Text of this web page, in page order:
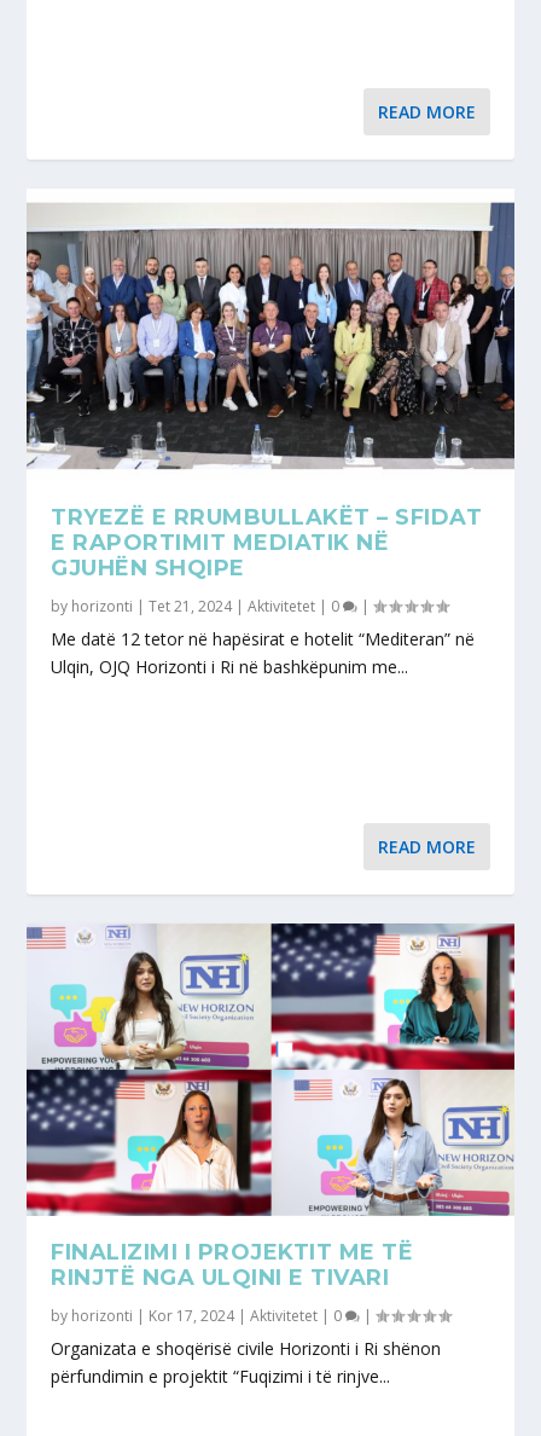
READ MORE
TRYEZË E RRUMBULLAKËT – SFIDAT
E RAPORTIMIT MEDIATIK NË
GJUHËN SHQIPE
by horizonti |Tet 21, 2024|Aktivitetet | 0 |
Me datë 12 tetor në hapësirat e hotelit “Mediteran” në
Ulqin, OJQ Horizonti i Ri në bashkëpunim me...
READ MORE
FINALIZIMI I PROJEKTIT ME TË
RINJTË NGA ULQINI E TIVARI
by horizonti | Kor 17, 2024|Aktivitetet | 0 |
Organizata e shoqërisë civile Horizonti i Ri shënon
përfundimin e projektit “Fuqizimi i të rinjve...